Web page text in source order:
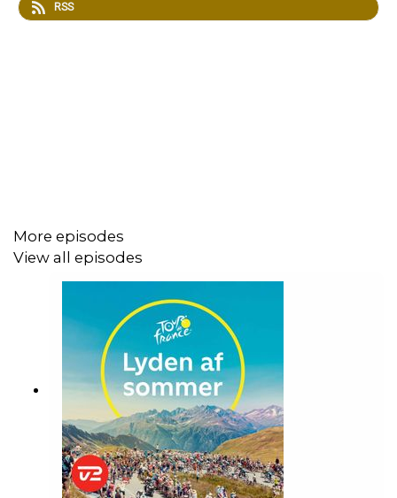
RSS
More episodes
View all episodes